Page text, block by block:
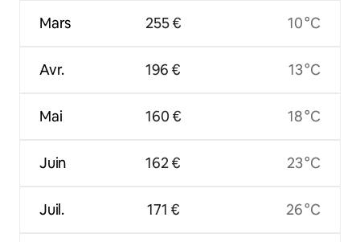
Mars
Avr.
Mai
Juin
Juil.
255 €
196 €
160 €
162 €
171 €
10 °C
13 °C
18 °C
23 °C
26 °C